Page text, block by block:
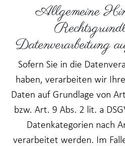
Allgemeine
Datenverarbeitung
Sofern Sie in die
haben, verarbeiten wir
Daten auf Grundlage von
bzw. Art. 9 Abs. 2 lit. a
Datenkategorien nach
verarbeitet werden. Im